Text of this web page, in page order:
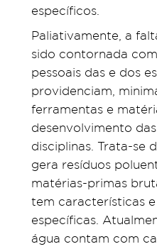
específicos.
Paliativamente, a
sido contornada
pessoais das e dos
providenciam,
ferramentas e
desenvolvimento
disciplinas. Trata-se
gera resíduos
matérias-primas
tem características e
específicas.
água contam com